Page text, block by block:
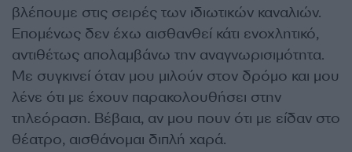
βλέπουμε στις σειρές των ιδιωτικών καναλιών.
Επομένως δεν έχω αισθανθεί κάτι ενοχλητικό,
αντιθέτως απολαμβάνω την αναγνωρισιμότητα.
Με συγκινεί όταν μου μιλούν στον δρόμο και μου
λένε ότι με έχουν παρακολουθήσει στην
τηλεόραση. Βέβαια, αν μου πουν ότι με είδαν στο
θέατρο, αισθάνομαι διπλή χαρά.